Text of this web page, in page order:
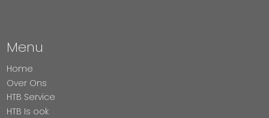
Menu
Home
Over Ons
HTB Service
HTB Is ook